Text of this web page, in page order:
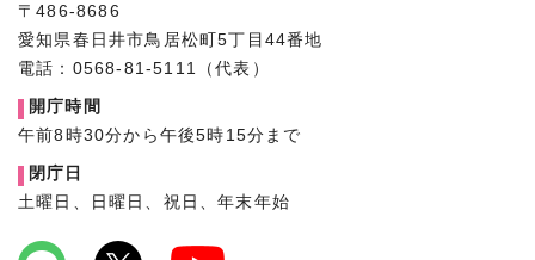
〒486-8686
愛知県春日井市鳥居松町5丁目44番地
電話：0568-81-5111（代表）
開庁時間
午前8時30分から午後5時15分まで
閉庁日
土曜日、日曜日、祝日、年末年始